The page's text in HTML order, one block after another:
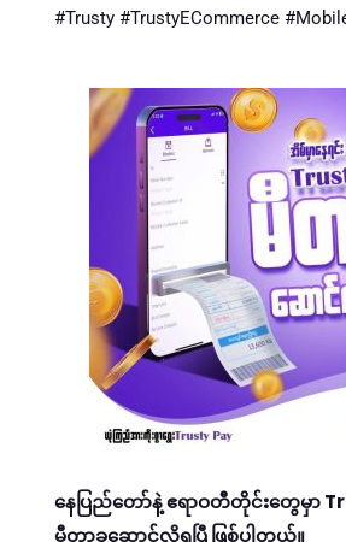
#Trusty #TrustyECommerce
နေပြည်တော်နဲ့ ဧရာဝတီတိုင်းတွေမှာ
မီတာခဆောင်လို့ရပြီ ဖြစ်ပါတယ်။